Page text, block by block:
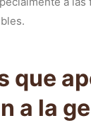
que
a la